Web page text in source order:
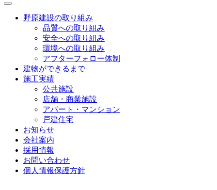
野原建設の取り組み
品質への取り組み
安全への取り組み
環境への取り組み
アフターフォロー体制
建物ができるまで
施工実績
公共施設
店舗・商業施設
アパート・マンション
戸建住宅
お知らせ
会社案内
採用情報
お問い合わせ
個人情報保護方針